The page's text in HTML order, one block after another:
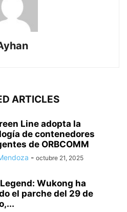
ARTICLES
Line adopta la
de contenedores
de ORBCOMM
- octubre 21, 2025
Wukong ha
el parche del 29 de